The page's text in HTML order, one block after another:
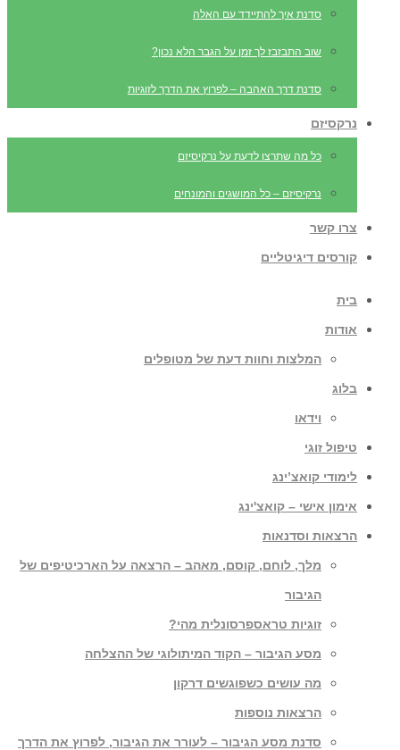
סדנת איך להתיידד עם האלה
שוב התבזבז לך זמן על הגבר הלא נכון?
סדנת דרך האהבה – לפרוץ את הדרך לזוגיות
נרקסיזם
כל מה שתרצו לדעת על נרקיסיזם
נרקיסיזם – כל המושגים והמונחים
צרו קשר
קורסים דיגיטליים
בית
אודות
המלצות וחוות דעת של מטופלים
בלוג
וידאו
טיפול זוגי
לימודי קואצ’ינג
אימון אישי – קואצ'ינג
הרצאות וסדנאות
מלך, לוחם, קוסם, מאהב – הרצאה על הארכיטיפים של
הגיבור
זוגיות טראספרסונלית מהי?
מסע הגיבור – הקוד המיתולוגי של ההצלחה
מה עושים כשפוגשים דרקון
הרצאות נוספות
סדנת מסע הגיבור – לעורר את הגיבור, לפרוץ את הדרך